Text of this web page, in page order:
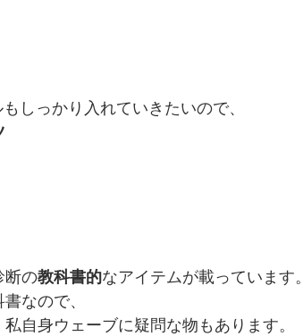
しっかり入れていきたいので、
断の教科書的なアイテムが載っています。
なので、
自身ウェーブに疑問な物もあります。